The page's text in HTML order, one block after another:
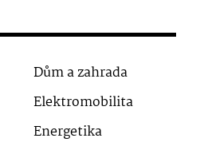
Dům a zahrada
Elektromobilita
Energetika